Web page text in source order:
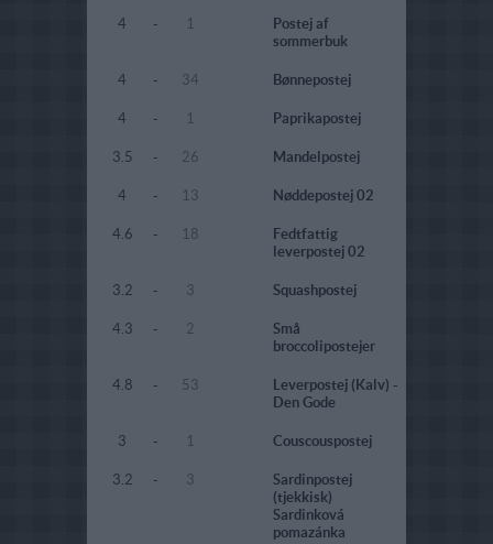
4 - 1
Postej af
sommerbuk
4 - 34 Bønnepostej
4 - 1 Paprikapostej
3.5 - 26 Mandelpostej
4 - 13 Nøddepostej 02
4.6 - 18
Fedtfattig
leverpostej 02
3.2 - 3 Squashpostej
4.3 - 2
Små
broccolipostejer
4.8 - 53
Leverpostej (Kalv) -
Den Gode
3 - 1 Couscouspostej
3.2 - 3
Sardinpostej
(tjekkisk)
Sardinková
pomazánka